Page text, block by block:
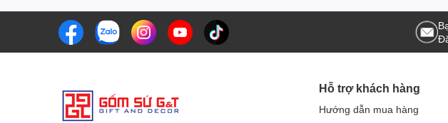
Hỗ trợ khách hàng
Hướng dẫn mua hàng